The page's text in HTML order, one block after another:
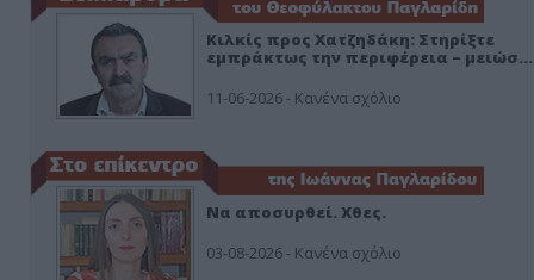
Κιλκίς προς Χατζηδάκη: Στηρίξτε
εμπράκτως την περιφέρεια – μειώσ…
11-06-2026 - Κανένα σχόλιο
Να αποσυρθεί. Χθες.
03-08-2026 - Κανένα σχόλιο